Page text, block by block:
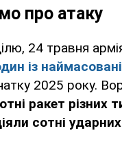
про атаку
24 травня
із
2025 року.
ракет різних
сотні